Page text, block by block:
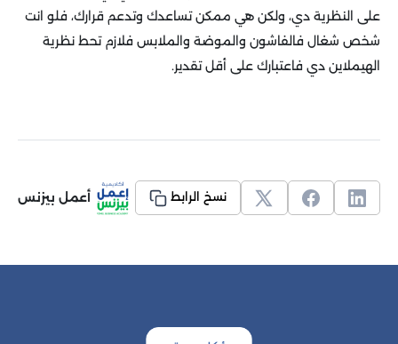
على النظرية دي، ولكن هي ممكن تساعدك وتدعم قرارك، فلو انت
شخص شغال فالفاشون والموضة والملابس فلازم تحط نظرية
الهيملاين دي فاعتبارك على أقل تقدير.
نسخ الرابط أعمل بيزنس